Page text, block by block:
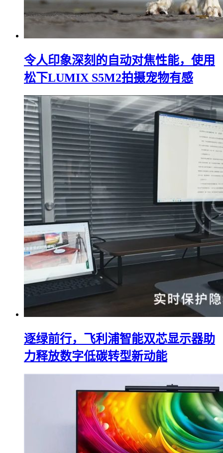
令人印象深刻的自动对焦性能，使用
松下LUMIX S5M2拍摄宠物有感
逐绿前行，飞利浦智能双芯显示器助
力释放数字低碳转型新动能